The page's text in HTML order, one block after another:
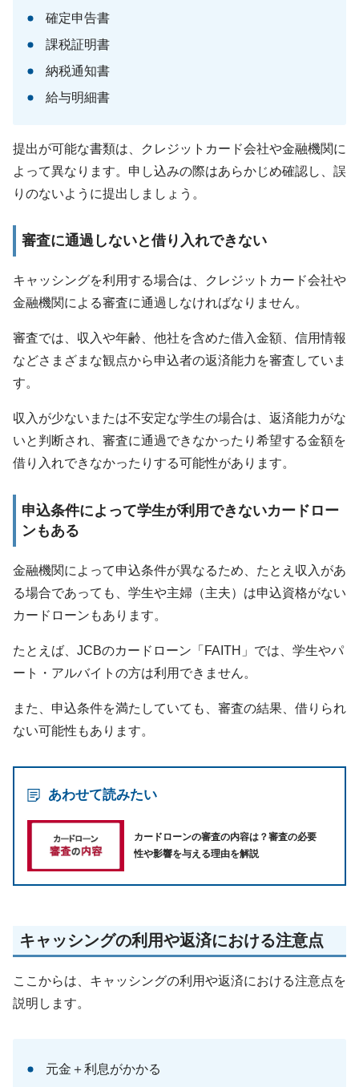
確定申告書
課税証明書
納税通知書
給与明細書
提出が可能な書類は、クレジットカード会社や金融機関に
よって異なります。申し込みの際はあらかじめ確認し、誤
りのないように提出しましょう。
審査に通過しないと借り入れできない
キャッシングを利用する場合は、クレジットカード会社や
金融機関による審査に通過しなければなりません。
審査では、収入や年齢、他社を含めた借入金額、信用情報
などさまざまな観点から申込者の返済能力を審査していま
す。
収入が少ないまたは不安定な学生の場合は、返済能力がな
いと判断され、審査に通過できなかったり希望する金額を
借り入れできなかったりする可能性があります。
申込条件によって学生が利用できないカードロー
ンもある
金融機関によって申込条件が異なるため、たとえ収入があ
る場合であっても、学生や主婦（主夫）は申込資格がない
カードローンもあります。
たとえば、JCBのカードローン「FAITH」では、学生やパ
ート・アルバイトの方は利用できません。
また、申込条件を満たしていても、審査の結果、借りられ
ない可能性もあります。
あわせて読みたい
カードローンの審査の内容は？審査の必要
性や影響を与える理由を解説
キャッシングの利用や返済における注意点
ここからは、キャッシングの利用や返済における注意点を
説明します。
元金＋利息がかかる